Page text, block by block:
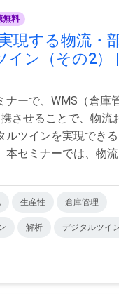
無料
現する物流・
イン（その2） |
ナーで、WMS（倉庫
させることで、物流
ルツインを実現でき
本セミナーでは、物
生産性 倉庫管理
解析 デジタルツイ